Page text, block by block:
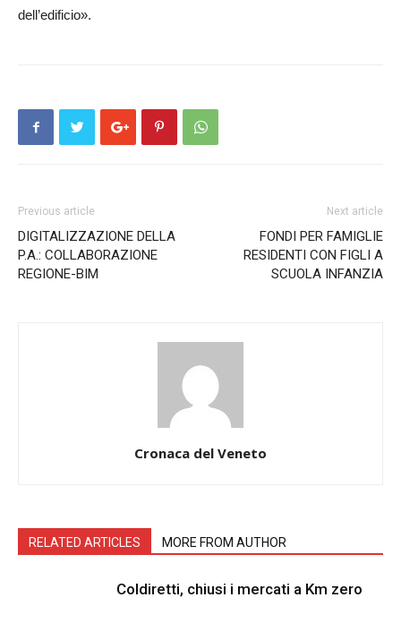
dell’edificio».
Previous article
DIGITALIZZAZIONE DELLA
P.A.: COLLABORAZIONE
REGIONE-BIM
Next article
FONDI PER FAMIGLIE
RESIDENTI CON FIGLI A
SCUOLA INFANZIA
Cronaca del Veneto
RELATED ARTICLES MORE FROM AUTHOR
Coldiretti, chiusi i mercati a Km zero